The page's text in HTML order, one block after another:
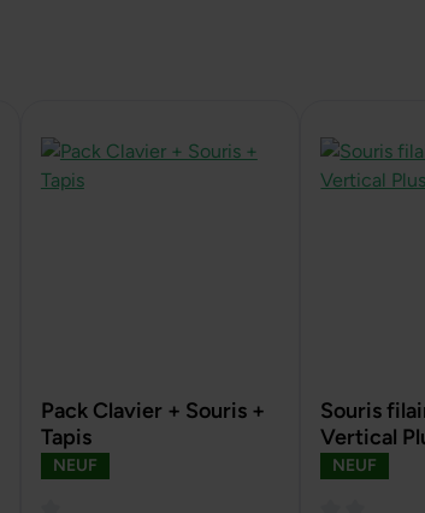
Pack Clavier + Souris +
Tapis
NEUF
Souris
Vertical
NEUF